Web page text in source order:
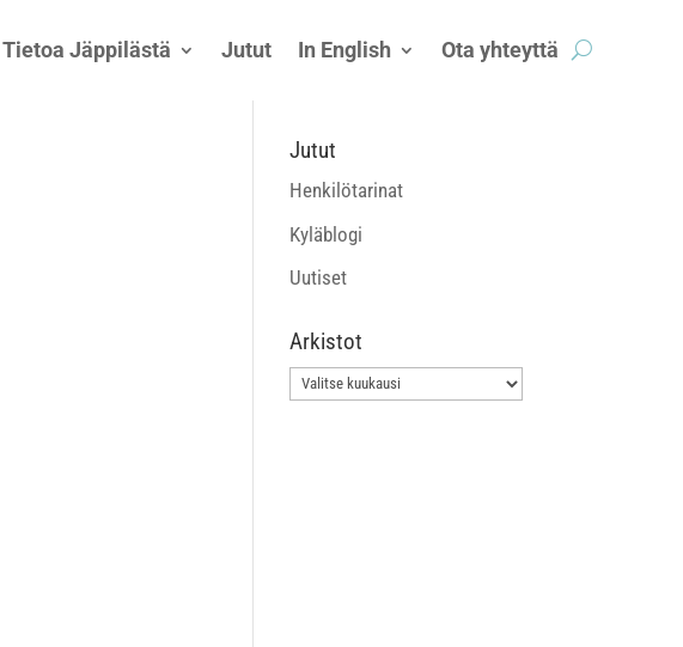
Tietoa Jäppilästä Jutut In English Ota yhteyttä
Jutut
Henkilötarinat
Kyläblogi
Uutiset
Arkistot
Arkistot